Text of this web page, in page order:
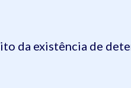
da existência de